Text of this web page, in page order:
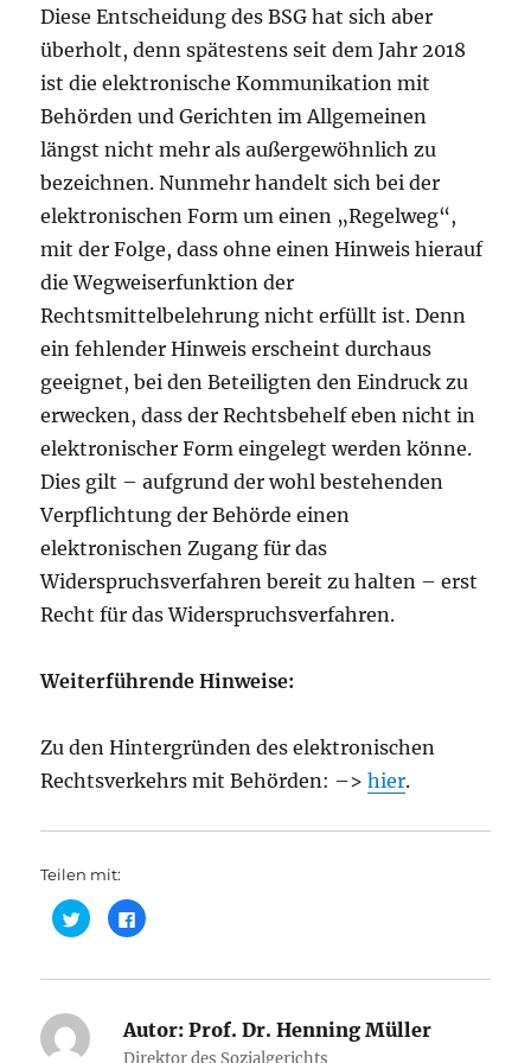
Diese Entscheidung des BSG hat sich aber
überholt, denn spätestens seit dem Jahr 2018
ist die elektronische Kommunikation mit
Behörden und Gerichten im Allgemeinen
längst nicht mehr als außergewöhnlich zu
bezeichnen. Nunmehr handelt sich bei der
elektronischen Form um einen „Regelweg“,
mit der Folge, dass ohne einen Hinweis hierauf
die Wegweiserfunktion der
Rechtsmittelbelehrung nicht erfüllt ist. Denn
ein fehlender Hinweis erscheint durchaus
geeignet, bei den Beteiligten den Eindruck zu
erwecken, dass der Rechtsbehelf eben nicht in
elektronischer Form eingelegt werden könne.
Dies gilt – aufgrund der wohl bestehenden
Verpflichtung der Behörde einen
elektronischen Zugang für das
Widerspruchsverfahren bereit zu halten – erst
Recht für das Widerspruchsverfahren.
Weiterführende Hinweise:
Zu den Hintergründen des elektronischen
Rechtsverkehrs mit Behörden: –>hier.
Teilen mit:
K
l
,
ü
b
e
K
l
,
a
u
f
Autor: Prof. Dr. Henning Müller
Direktor des Sozialgerichts